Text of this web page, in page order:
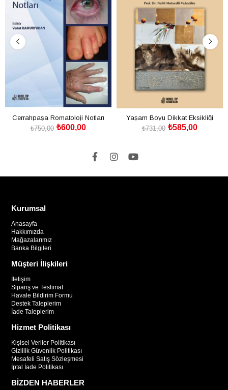
Cerrahpaşa Romatoloji Notları
₺600,00
₺750,00
Yaşam Boyu Dikkat Eksikliği
Hiperaktivite Bozukluğu ve Eşlik
₺585,00
₺731,00
Kurumsal
Anasayfa
Hakkımızda
Mağazalarımız
Banka Bilgileri
Müşteri İlişkileri
İletişim
Sipariş ve Teslimat
Havale Bildirim Formu
Destek Taleplerim
İade Taleplerim
Hizmet Politikası
Kişisel Veriler Politikası
Gizlilik Güvenlik Politikası
Mesafeli Satış Sözleşmesi
İptal İade Politikası
BİZDEN HABERLER